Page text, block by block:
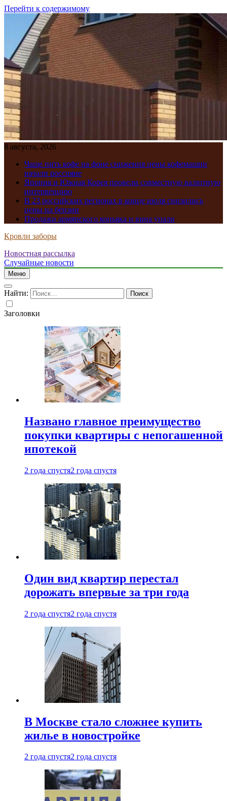
Перейти к содержимому
8 августа, 2026
Чаще пить кофе на фоне снижения цены кофемашин
начали россияне
Япония и Южная Корея провели совместную валютную
интервенцию
В 23 российских регионах в конце июля снизились
цены на бензин
Продажи армянского коньяка и вина упали
Кровли заборы
Новостная рассылка
Случайные новости
Меню
Найти:
Заголовки
Названо главное преимущество
покупки квартиры с непогашенной
ипотекой
2 года спустя2 года спустя
Один вид квартир перестал
дорожать впервые за три года
2 года спустя2 года спустя
В Москве стало сложнее купить
жилье в новостройке
2 года спустя2 года спустя